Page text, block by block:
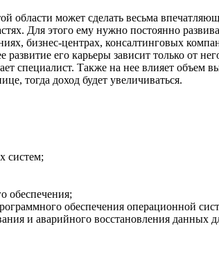
области может сделать весьма
Для этого ему нужно постоянно
бизнес-центрах, консалтинговых
его карьеры зависит только от
специалист. Также на нее влияет
тогда доход будет увеличиваться.
систем;
обеспечения;
обеспечения операционной
и аварийного восстановления данных